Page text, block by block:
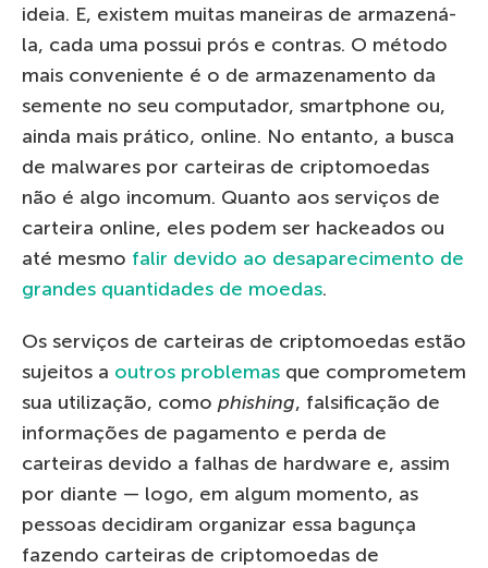
ideia. E, existem muitas maneiras de armazená-
la, cada uma possui prós e contras. O método
mais conveniente é o de armazenamento da
semente no seu computador, smartphone ou,
ainda mais prático, online. No entanto, a busca
de malwares por carteiras de criptomoedas
não é algo incomum. Quanto aos serviços de
carteira online, eles podem ser hackeados ou
até mesmo falir devido ao desaparecimento de
grandes quantidades de moedas.
Os serviços de carteiras de criptomoedas estão
sujeitos a outros problemas que comprometem
sua utilização, como phishing, falsificação de
informações de pagamento e perda de
carteiras devido a falhas de hardware e, assim
por diante — logo, em algum momento, as
pessoas decidiram organizar essa bagunça
fazendo carteiras de criptomoedas de